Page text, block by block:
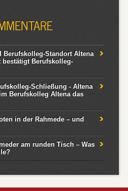
Berufskolleg-Standort Altena
bestätigt Berufskolleg-
Schließung - Altena
Berufskolleg Altena das
in der Rahmede – und
am runden Tisch – Was